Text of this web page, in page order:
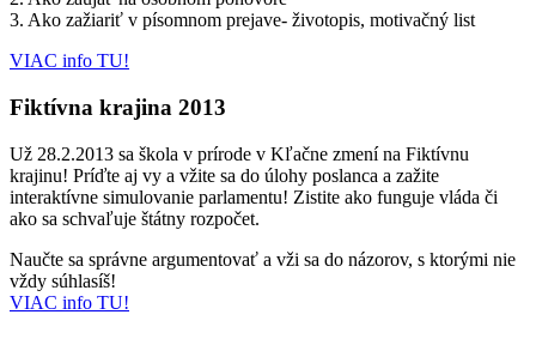
3. Ako zažiariť v písomnom prejave- životopis, motivačný list
VIAC info TU!
Fiktívna krajina 2013
Už 28.2.2013 sa škola v prírode v Kľačne zmení na Fiktívnu
krajinu! Príďte aj vy a vžite sa do úlohy poslanca a zažite
interaktívne simulovanie parlamentu! Zistite ako funguje vláda či
ako sa schvaľuje štátny rozpočet.
Naučte sa správne argumentovať a vži sa do názorov, s ktorými nie
vždy súhlasíš!
VIAC info TU!